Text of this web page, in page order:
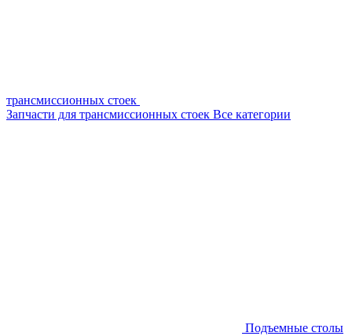
трансмиссионных стоек
Запчасти для трансмиссионных стоек Все категории
Подъемные столы